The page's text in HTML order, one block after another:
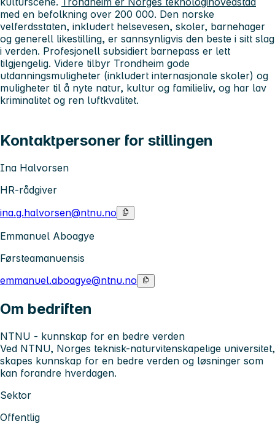
med en befolkning over 200 000. Den norske
velferdsstaten, inkludert helsevesen, skoler, barnehager
og generell likestilling, er sannsynligvis den beste i sitt slag
i verden. Profesjonell subsidiert barnepass er lett
tilgjengelig. Videre tilbyr Trondheim gode
utdanningsmuligheter (inkludert internasjonale skoler) og
muligheter til å nyte natur, kultur og familieliv, og har lav
kriminalitet og ren luftkvalitet.
Kontaktpersoner for stillingen
Ina Halvorsen
HR-rådgiver
ina.g.halvorsen@ntnu.no
Emmanuel Aboagye
Førsteamanuensis
emmanuel.aboagye@ntnu.no
Om bedriften
NTNU - kunnskap for en bedre verden
Ved NTNU, Norges teknisk-naturvitenskapelige universitet,
skapes kunnskap for en bedre verden og løsninger som
kan forandre hverdagen.
Sektor
Offentlig